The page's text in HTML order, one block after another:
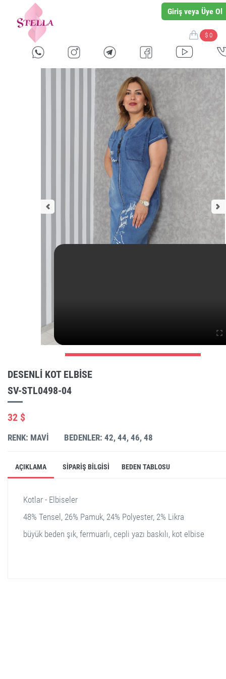
Giriş veya Üye Ol
$ 0
DESENLI KOT ELBISE
SV-STL0498-04
32 $
RENK: MAVI BEDENLER: 42, 44, 46, 48
AÇIKLAMA SIPARIŞ BILGISI BEDEN TABLOSU
Kotlar - Elbiseler
48% Tensel, 26% Pamuk, 24% Polyester, 2% Likra
büyük beden şık, fermuarlı, cepli yazı baskılı, kot elbise